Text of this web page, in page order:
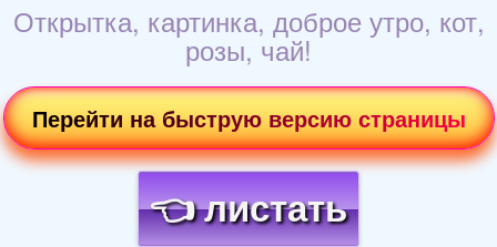
Открытка, картинка, доброе утро, кот,
розы, чай!
Перейти на быструю версию страницы
👈 листать